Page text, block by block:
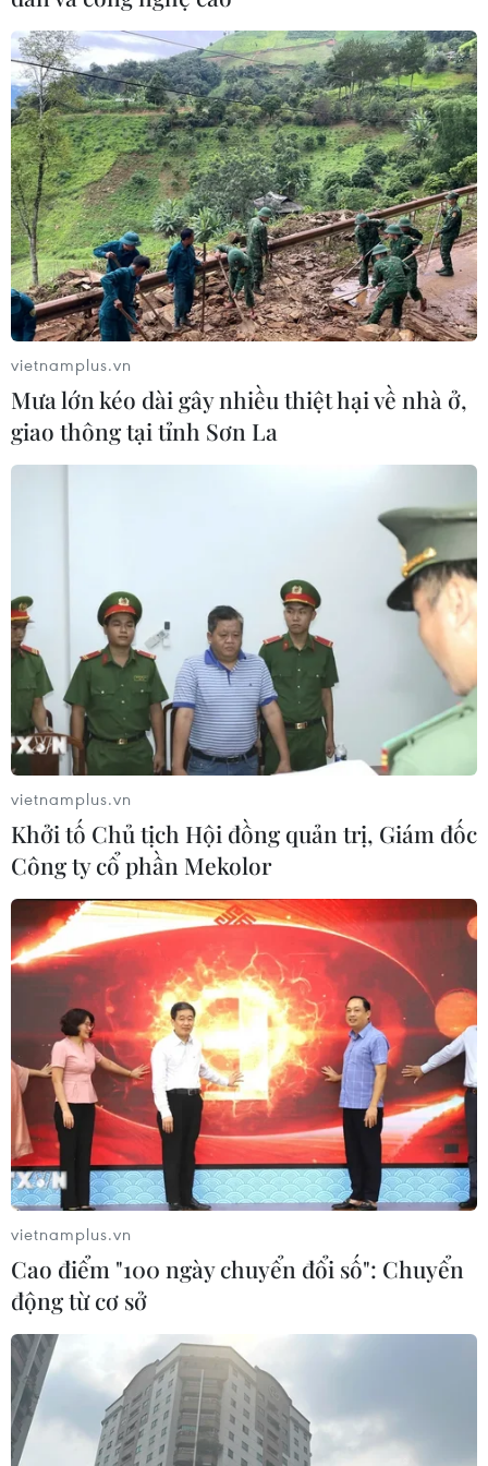
chung tay bảo vệ môi
trường
Sáng 6/6, tại Nghệ An, Bộ Nông nghiệp và Môi
trường phối hợp với Ủy ban Trung ương Mặt trận
Tổ quốc Việt Nam và Ủy ban Nhân dân tỉnh Nghệ
An tổ chức Lễ phát động quốc gia Phong trào toàn
dân chung tay bảo vệ môi trường, vì một Việt Nam
xanh-sạch-đẹp
(TTXVN/Vietnam+)
#Hà Nội #Thủ đô xanh-sạch-đẹp
#bảo vệ môi trường
TP. Hà Nội
Theo dõi VietnamPlus
TIN LIÊN QUAN
Bảo vệ môi trường: Chuyển đổi xanh là xu
thế không thể đảo ngược
05/06/2026 08:09
vietnamplus.vn
Mưa lớn kéo dài gây nhiều thiệt hại về nhà ở,
giao thông tại tỉnh Sơn La
vietnamplus.vn
Khởi tố Chủ tịch Hội đồng quản trị, Giám đốc
Công ty cổ phần Mekolor
vietnamplus.vn
Cao điểm "100 ngày chuyển đổi số": Chuyển
động từ cơ sở